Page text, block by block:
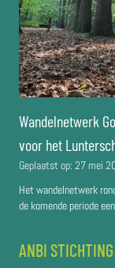
Wandelnetwerk
voor het
Geplaatst op: 27 mei
Het wandelnetwerk
de komende periode
ANBI STICHTING